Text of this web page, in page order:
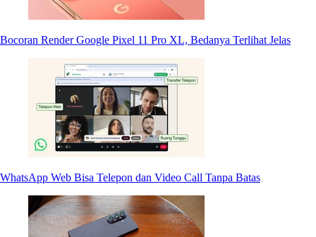
Bocoran Render Google Pixel 11 Pro XL, Bedanya Terlihat Jelas
WhatsApp Web Bisa Telepon dan Video Call Tanpa Batas